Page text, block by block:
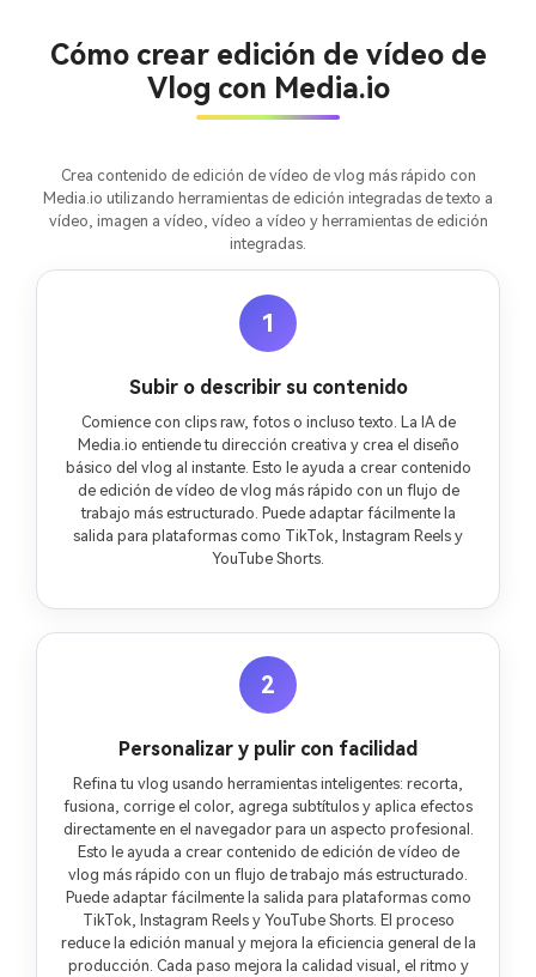
Cómo crear edición de vídeo de
Vlog con Media.io
Crea contenido de edición de vídeo de vlog más rápido con
Media.io utilizando herramientas de edición integradas de texto a
vídeo, imagen a vídeo, vídeo a vídeo y herramientas de edición
integradas.
1
Subir o describir su contenido
Comience con clips raw, fotos o incluso texto. La IA de
Media.io entiende tu dirección creativa y crea el diseño
básico del vlog al instante. Esto le ayuda a crear contenido
de edición de vídeo de vlog más rápido con un flujo de
trabajo más estructurado. Puede adaptar fácilmente la
salida para plataformas como TikTok, Instagram Reels y
YouTube Shorts.
2
Personalizar y pulir con facilidad
Refina tu vlog usando herramientas inteligentes: recorta,
fusiona, corrige el color, agrega subtítulos y aplica efectos
directamente en el navegador para un aspecto profesional.
Esto le ayuda a crear contenido de edición de vídeo de
vlog más rápido con un flujo de trabajo más estructurado.
Puede adaptar fácilmente la salida para plataformas como
TikTok, Instagram Reels y YouTube Shorts. El proceso
reduce la edición manual y mejora la eficiencia general de la
producción. Cada paso mejora la calidad visual, el ritmo y
gratis!
Empieza Gratis→